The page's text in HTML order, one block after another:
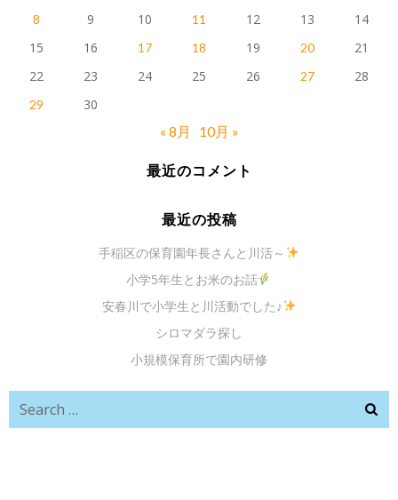
8 9 10 11 12 13
14
15
16 17 18 19 20
21
22
23 24 25 26 27 28
29
30
« 8月
10月 »
最近のコメント
最近の投稿
手稲区の保育園年長さんと川活～
小学5年生とお米のお話
安春川で小学生と川活動でした♪
シロマダラ探し
小規模保育所で園内研修
Search